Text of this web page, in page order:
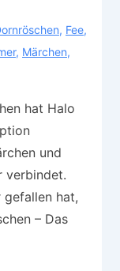
, Fee,
, Märchen,
hat Halo
und
verbindet.
gefallen hat,
– Das